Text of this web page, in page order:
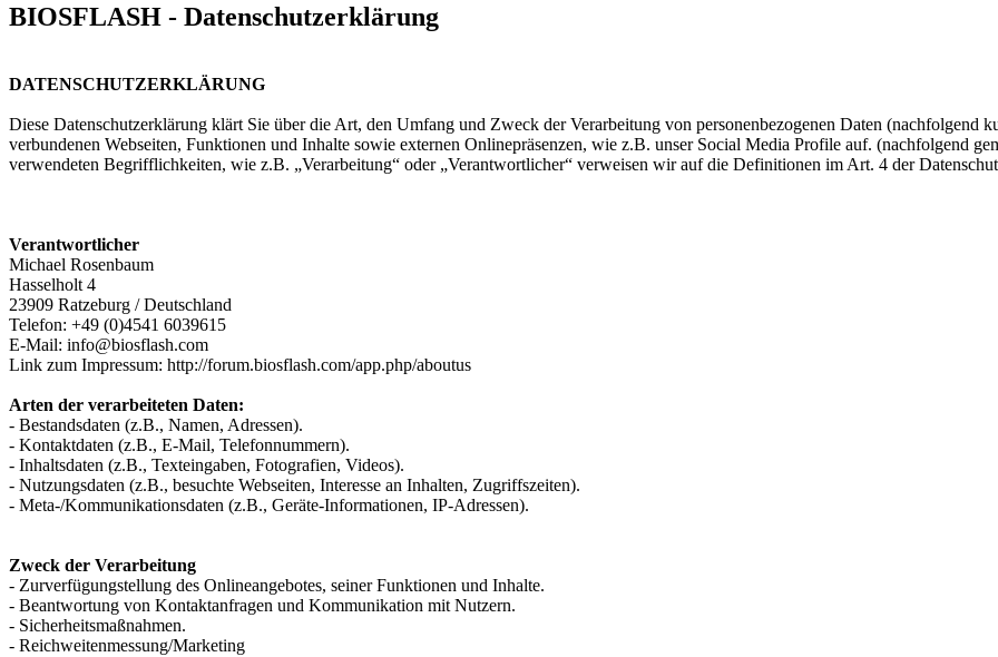
BIOSFLASH - Datenschutzerklärung
DATENSCHUTZERKLÄRUNG
Diese Datenschutzerklärung klärt Sie über die Art, den Umfang und Zweck der Verarbeitung von personenbezogenen Daten (nachfolgend
verbundenen Webseiten, Funktionen und Inhalte sowie externen Onlinepräsenzen, wie z.B. unser Social Media Profile auf. (nachfolgend
verwendeten Begrifflichkeiten, wie z.B. „Verarbeitung“ oder „Verantwortlicher“ verweisen wir auf die Definitionen im Art. 4 der
Verantwortlicher
Michael Rosenbaum
Hasselholt 4
23909 Ratzeburg / Deutschland
Telefon: +49 (0)4541 6039615
E-Mail: info@biosflash.com
Link zum Impressum: http://forum.biosflash.com/app.php/aboutus
Arten der verarbeiteten Daten:
- Bestandsdaten (z.B., Namen, Adressen).
- Kontaktdaten (z.B., E-Mail, Telefonnummern).
- Inhaltsdaten (z.B., Texteingaben, Fotografien, Videos).
- Nutzungsdaten (z.B., besuchte Webseiten, Interesse an Inhalten, Zugriffszeiten).
- Meta-/Kommunikationsdaten (z.B., Geräte-Informationen, IP-Adressen).
Zweck der Verarbeitung
- Zurverfügungstellung des Onlineangebotes, seiner Funktionen und Inhalte.
- Beantwortung von Kontaktanfragen und Kommunikation mit Nutzern.
- Sicherheitsmaßnahmen.
- Reichweitenmessung/Marketing